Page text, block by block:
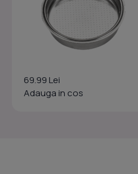
69.99 Lei
Adauga in cos